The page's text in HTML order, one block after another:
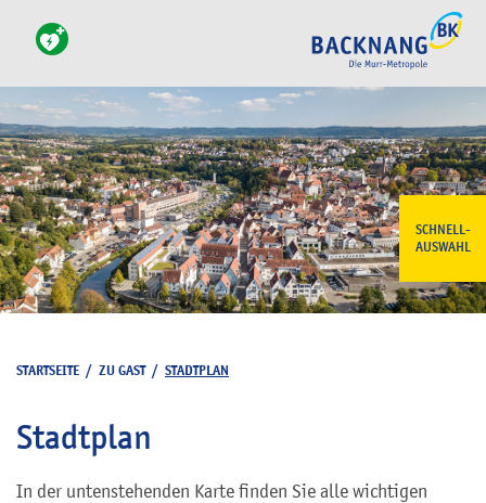
SCHNELL-
AUSWAHL
STARTSEITE / ZU GAST/ STADTPLAN
Stadtplan
In der untenstehenden Karte finden Sie alle wichtigen